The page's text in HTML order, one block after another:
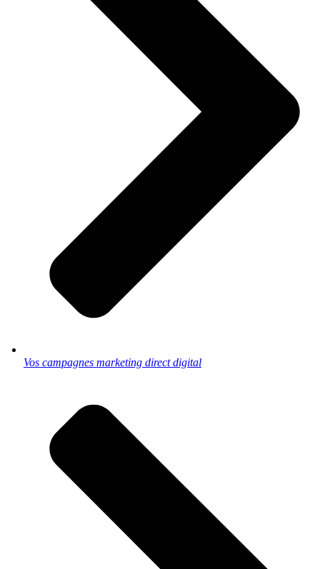
Vos campagnes marketing direct digital